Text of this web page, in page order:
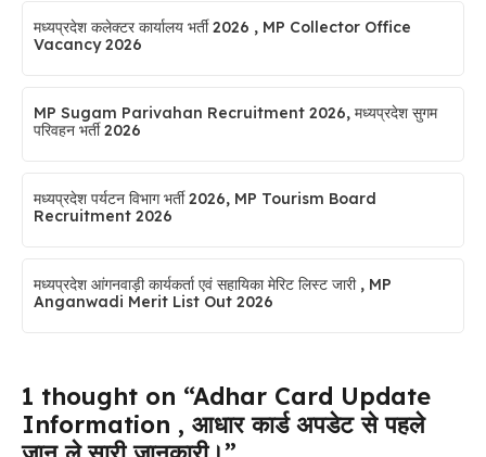
मध्यप्रदेश कलेक्टर कार्यालय भर्ती 2026 , MP Collector Office
Vacancy 2026
MP Sugam Parivahan Recruitment 2026, मध्यप्रदेश सुगम
परिवहन भर्ती 2026
मध्यप्रदेश पर्यटन विभाग भर्ती 2026, MP Tourism Board
Recruitment 2026
मध्यप्रदेश आंगनवाड़ी कार्यकर्ता एवं सहायिका मेरिट लिस्ट जारी , MP
Anganwadi Merit List Out 2026
1 thought on “Adhar Card Update
Information , आधार कार्ड अपडेट से पहले